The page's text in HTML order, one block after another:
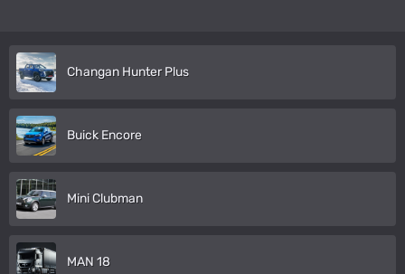
Changan Hunter Plus
Buick Encore
Mini Clubman
MAN 18